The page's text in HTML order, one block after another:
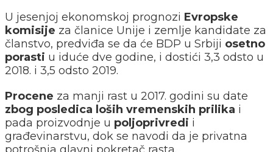
U jesenjoj ekonomskoj prognozi Evropske
komisije za članice Unije i zemlje kandidate za
članstvo, predviđa se da će BDP u Srbiji osetno
porasti u iduće dve godine, i dostići 3,3 odsto u
2018. i 3,5 odsto 2019.
Procene za manji rast u 2017. godini su date
zbog posledica loših vremenskih prilika i
pada proizvodnje u poljoprivredi i
građevinarstvu, dok se navodi da je privatna